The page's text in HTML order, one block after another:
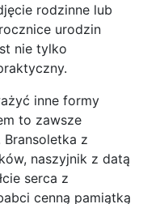
rodzinne lub
urodzin
nie tylko
inne formy
to zawsze
z
naszyjnik z datą
serca z
cenną pamiątką